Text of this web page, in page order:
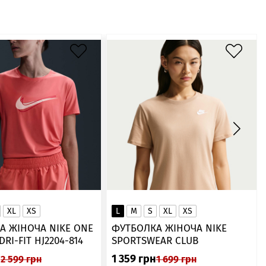
XL XS
ЖІНОЧА NIKE ONE
SWOOSH DRI-FIT HJ2204-814
2 599 грн
L M S XL XS
ФУТБОЛКА ЖІНОЧА NIKE
SPORTSWEAR CLUB
ESSENTIALS DX7902-286
1 359 грн1 699 грн